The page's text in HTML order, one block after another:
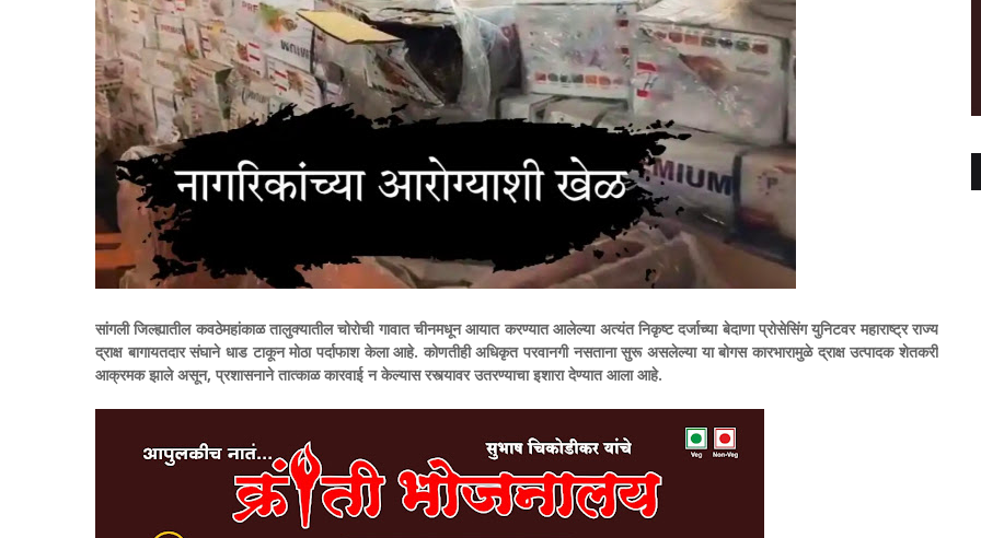
सांगली जिल्ह्यातील कवठेमहांकाळ तालुक्यातील चोरोची गावात चीनमधून आयात करण्यात आलेल्या अत्यंत निकृष्ट दर्जाच्या बेदाणा प्रोसेसिंग युनिटवर महाराष्ट्र राज्य
द्राक्ष बागायतदार संघाने धाड टाकून मोठा पर्दाफाश केला आहे. कोणतीही अधिकृत परवानगी नसताना सुरू असलेल्या या बोगस कारभारामुळे द्राक्ष उत्पादक शेतकरी
आक्रमक झाले असून, प्रशासनाने तात्काळ कारवाई न केल्यास रस्त्यावर उतरण्याचा इशारा देण्यात आला आहे.